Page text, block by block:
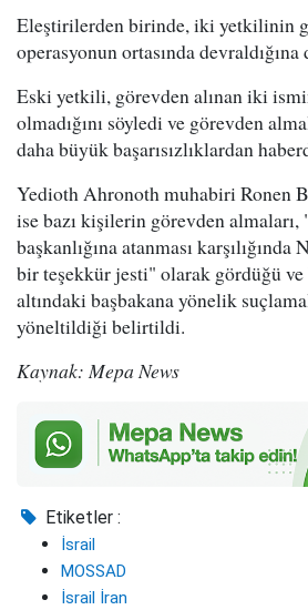
Eleştirilerden birinde, iki yetkilinin
operasyonun ortasında
Eski yetkili, görevden alınan iki
olmadığını söyledi ve görevden
daha büyük başarısızlıklardan
Yedioth Ahronoth muhabiri Ronen
ise bazı kişilerin görevden almaları,
başkanlığına atanması karşılığında
bir teşekkür jesti" olarak gördüğü ve
altındaki başbakana yönelik
yöneltildiği belirtildi.
Kaynak: Mepa News
Etiketler :
İsrail
MOSSAD
İsrail İran